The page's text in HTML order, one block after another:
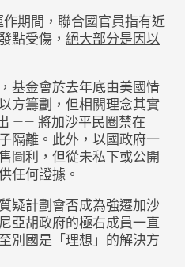
期間，聯合國官員指有近
點受傷， 絕大部分是因以
，基金會於去年底由美國情
方籌劃，但相關理念其實
—— 將加沙平民圈禁在
隔離。此外，以國政府一
圖利，但從未私下或公開
任何證據。
疑計劃會否成為強遷加沙
亞胡政府的極右成員一直
別國是「理想」的解決方